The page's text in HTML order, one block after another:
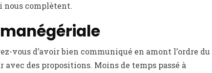
nous complètent.
vous d’avoir bien communiqué en amont l’ordre du
des propositions. Moins de temps passé à